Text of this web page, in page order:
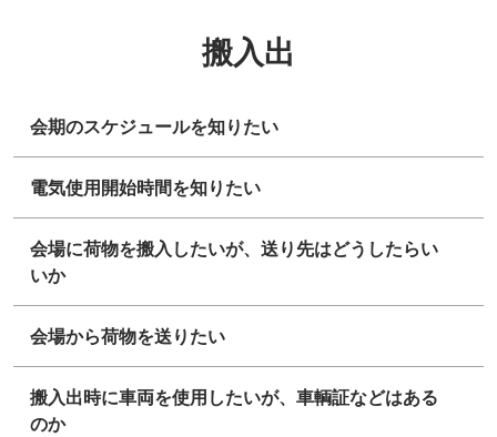
搬入出
会期のスケジュールを知りたい
電気使用開始時間を知りたい
会場に荷物を搬入したいが、送り先はどうしたらい
いか
会場から荷物を送りたい
搬入出時に車両を使用したいが、車輌証などはある
のか